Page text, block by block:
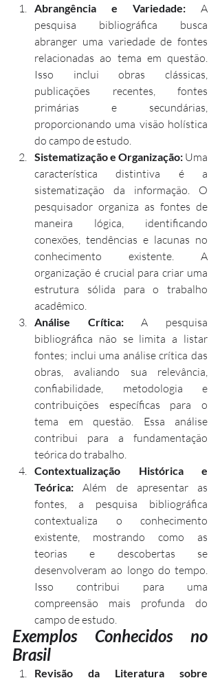
Abrangência e Variedade: A
pesquisa bibliográfica busca
abranger uma variedade de fontes
relacionadas ao tema em questão.
Isso inclui obras clássicas,
publicações recentes, fontes
primárias e secundárias,
proporcionando uma visão holística
do campo de estudo.
Sistematização e Organização: Uma
característica distintiva é a
sistematização da informação. O
pesquisador organiza as fontes de
maneira lógica, identificando
conexões, tendências e lacunas no
conhecimento existente. A
organização é crucial para criar uma
estrutura sólida para o trabalho
acadêmico.
Análise Crítica: A pesquisa
bibliográfica não se limita a listar
fontes; inclui uma análise crítica das
obras, avaliando sua relevância,
confiabilidade, metodologia e
contribuições específicas para o
tema em questão. Essa análise
contribui para a fundamentação
teórica do trabalho.
Contextualização Histórica e
Teórica: Além de apresentar as
fontes, a pesquisa bibliográfica
contextualiza o conhecimento
existente, mostrando como as
teorias e descobertas se
desenvolveram ao longo do tempo.
Isso contribui para uma
compreensão mais profunda do
campo de estudo.
Exemplos Conhecidos no
Brasil
Revisão da Literatura sobre